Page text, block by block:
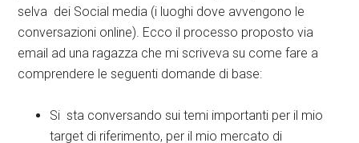
selva dei Social media (i luoghi dove avvengono le
conversazioni online). Ecco il processo proposto via
email ad una ragazza che mi scriveva su come fare a
comprendere le seguenti domande di base:
Si sta conversando sui temi importanti per il mio
target di riferimento, per il mio mercato di